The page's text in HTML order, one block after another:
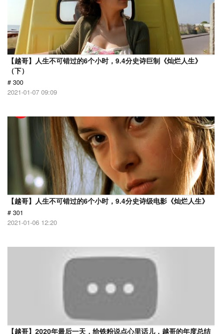
【越哥】人生不可错过的6个小时，9.4分史诗巨制《灿烂人生》
（下）
# 300
2021-01-07 09:09
【越哥】人生不可错过的6个小时，9.4分史诗级电影《灿烂人生》
# 301
2021-01-06 12:20
【越哥】2020年最后一天，给铁粉说点心里话儿，越哥的年度总结